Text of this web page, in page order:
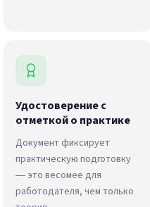
Удостоверение с
отметкой о практике
Документ фиксирует
практическую подготовку
— это весомее для
работодателя, чем только